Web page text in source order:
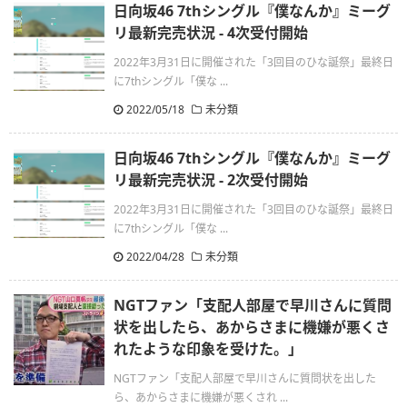
日向坂46 7thシングル『僕なんか』ミーグ
リ最新完売状況 - 4次受付開始
2022年3月31日に開催された「3回目のひな誕祭」最終日
に7thシングル「僕な ...
2022/05/18
未分類
日向坂46 7thシングル『僕なんか』ミーグ
リ最新完売状況 - 2次受付開始
2022年3月31日に開催された「3回目のひな誕祭」最終日
に7thシングル「僕な ...
2022/04/28
未分類
NGTファン「支配人部屋で早川さんに質問
状を出したら、あからさまに機嫌が悪くさ
れたような印象を受けた。」
NGTファン「支配人部屋で早川さんに質問状を出した
ら、あからさまに機嫌が悪くされ ...